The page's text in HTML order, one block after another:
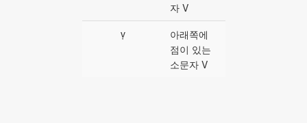
자 V
ṿ
아래쪽에
점이 있는
소문자 V